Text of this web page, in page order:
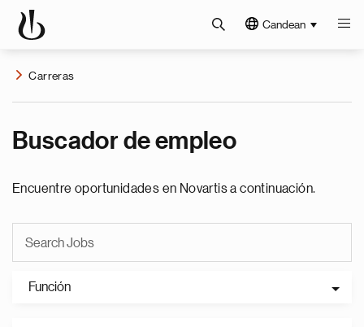
Candean
Carreras
Buscador de empleo
Encuentre oportunidades en Novartis a continuación.
Función